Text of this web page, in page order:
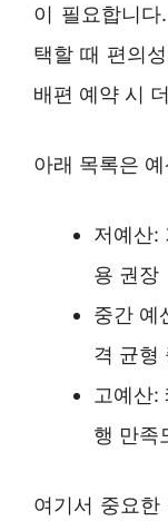
이 필요합니
택할 때 편의
배편 예약 시
아래 목록은
저예산:
용 권장
중간 예
격 균형
고예산:
행 만족
여기서 중요